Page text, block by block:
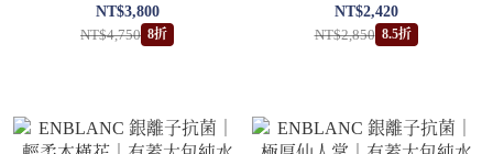
紙巾｜72抽50包
NT$3,800
NT$4,750 8折
紙巾｜72抽30包
NT$2,420
NT$2,850 8.5折